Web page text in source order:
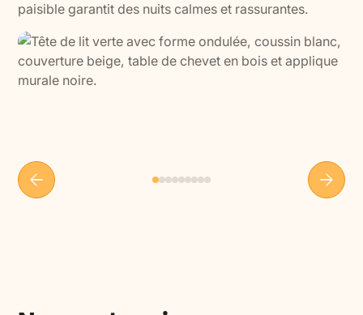
paisible garantit des nuits calmes et rassurantes.